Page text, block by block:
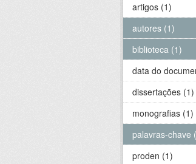
artigos (1)
autores (1)
biblioteca (1)
data do
dissertações (1)
monografias (1)
palavras-chave
proden (1)